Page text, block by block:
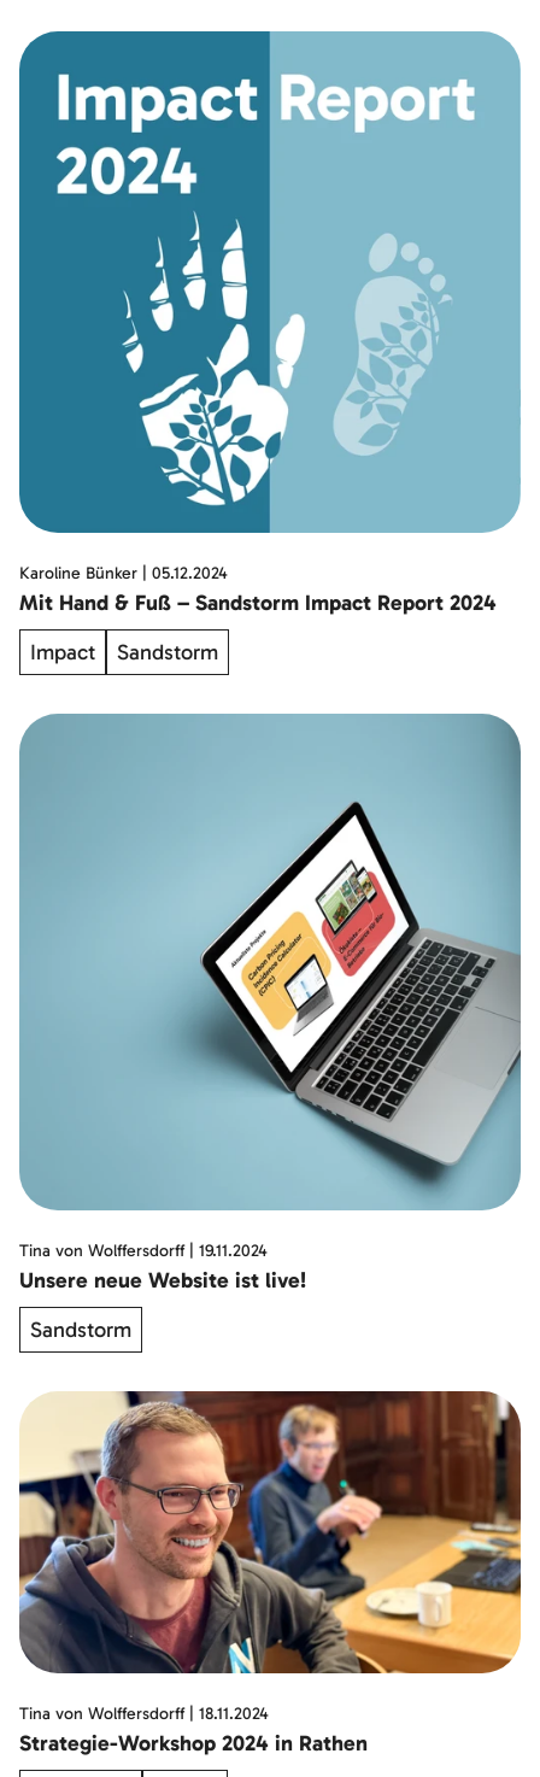
Karoline Bünker 05.12.2024
Mit Hand & Fuß – Sandstorm Impact Report 2024
Impact
Sandstorm
Tina von Wolffersdorff| 19.11.2024
Unsere neue Website ist live!
Sandstorm
Tina von Wolffersdorff| 18.11.2024
Strategie-Workshop 2024 in Rathen